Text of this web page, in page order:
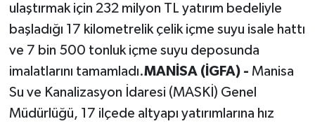
ulaştırmak için 232 milyon TL yatırım bedeliyle
başladığı 17 kilometrelik çelik içme suyu isale hattı
ve 7 bin 500 tonluk içme suyu deposunda
imalatlarını tamamladı.MANİSA (İGFA) - Manisa
Su ve Kanalizasyon İdaresi (MASKİ) Genel
Müdürlüğü, 17 ilçede altyapı yatırımlarına hız